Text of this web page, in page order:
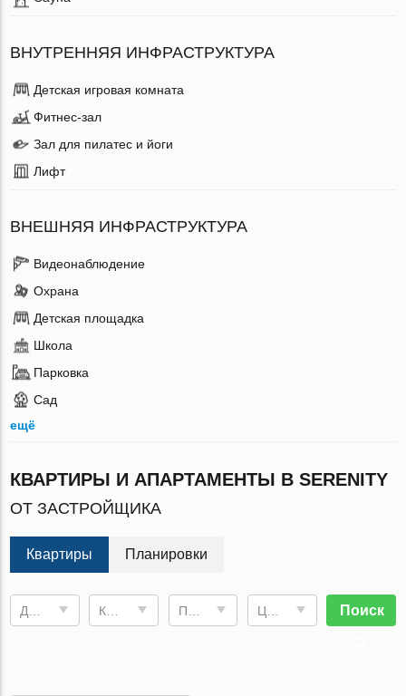
ВНУТРЕННЯЯ ИНФРАСТРУКТУРА
Детская игровая комната
Фитнес-зал
Зал для пилатес и йоги
Лифт
ВНЕШНЯЯ ИНФРАСТРУКТУРА
Видеонаблюдение
Охрана
Детская площадка
Школа
Парковка
Сад
ещё
КВАРТИРЫ И АПАРТАМЕНТЫ В SERENITY
ОТ ЗАСТРОЙЩИКА
Квартиры Планировки
Поиск